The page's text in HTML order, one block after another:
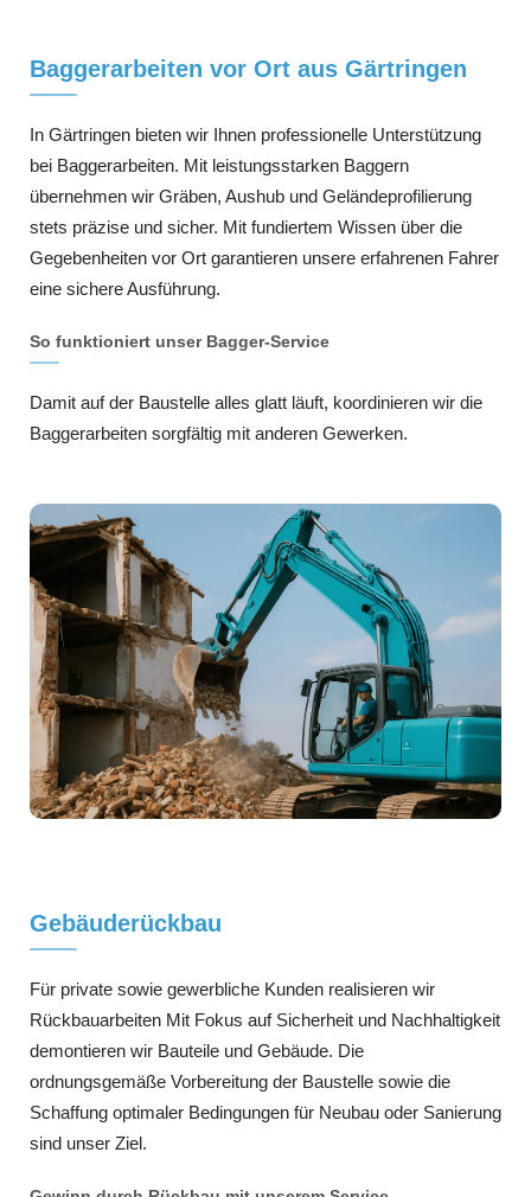
Baggerarbeiten vor Ort aus Gärtringen
In Gärtringen bieten wir Ihnen professionelle Unterstützung
bei Baggerarbeiten. Mit leistungsstarken Baggern
übernehmen wir Gräben, Aushub und Geländeprofilierung
stets präzise und sicher. Mit fundiertem Wissen über die
Gegebenheiten vor Ort garantieren unsere erfahrenen Fahrer
eine sichere Ausführung.
So funktioniert unser Bagger-Service
Damit auf der Baustelle alles glatt läuft, koordinieren wir die
Baggerarbeiten sorgfältig mit anderen Gewerken.
Gebäuderückbau
Für private sowie gewerbliche Kunden realisieren wir
Rückbauarbeiten Mit Fokus auf Sicherheit und Nachhaltigkeit
demontieren wir Bauteile und Gebäude. Die
ordnungsgemäße Vorbereitung der Baustelle sowie die
Schaffung optimaler Bedingungen für Neubau oder Sanierung
sind unser Ziel.